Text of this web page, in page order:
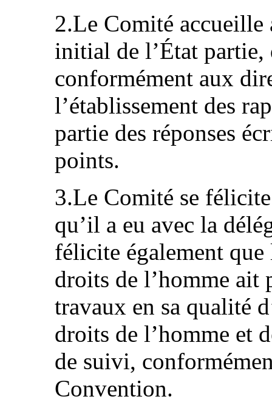
2.Le Comité accueille
initial de l’État partie,
conformément aux
l’établissement des
partie des réponses
points.
3.Le Comité se
qu’il a eu avec la
félicite également
droits de l’homme ait
travaux en sa qualité
droits de l’homme et
de suivi,
Convention.